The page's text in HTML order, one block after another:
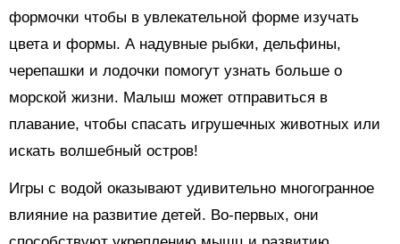
формочки чтобы в увлекательной форме изучать
цвета и формы. А надувные рыбки, дельфины,
черепашки и лодочки помогут узнать больше о
морской жизни. Малыш может отправиться в
плавание, чтобы спасать игрушечных животных или
искать волшебный остров!
Игры с водой оказывают удивительно многогранное
влияние на развитие детей. Во-первых, они